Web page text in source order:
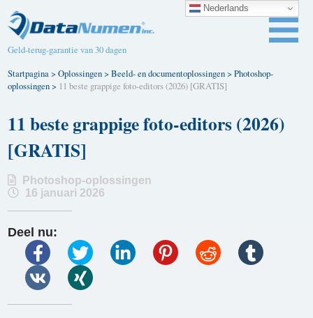
Geld-terug-garantie van 30 dagen
Startpagina>Oplossingen>Beeld- en documentoplossingen>Photoshop-
oplossingen> 11 beste grappige foto-editors (2026) [GRATIS]
11 beste grappige foto-editors (2026)
[GRATIS]
Photoshop-oplossingen
16 januari 2026
Deel nu:
Nederlands